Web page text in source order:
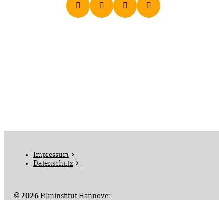
© 2026Filminstitut Hannover
Impressum
Datenschutz